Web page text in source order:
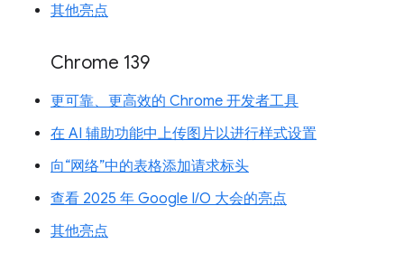
其他亮点
Chrome 139
更可靠、更高效的 Chrome 开发者工具
在 AI 辅助功能中上传图片以进行样式设置
向“网络”中的表格添加请求标头
查看 2025 年 Google I/O 大会的亮点
其他亮点